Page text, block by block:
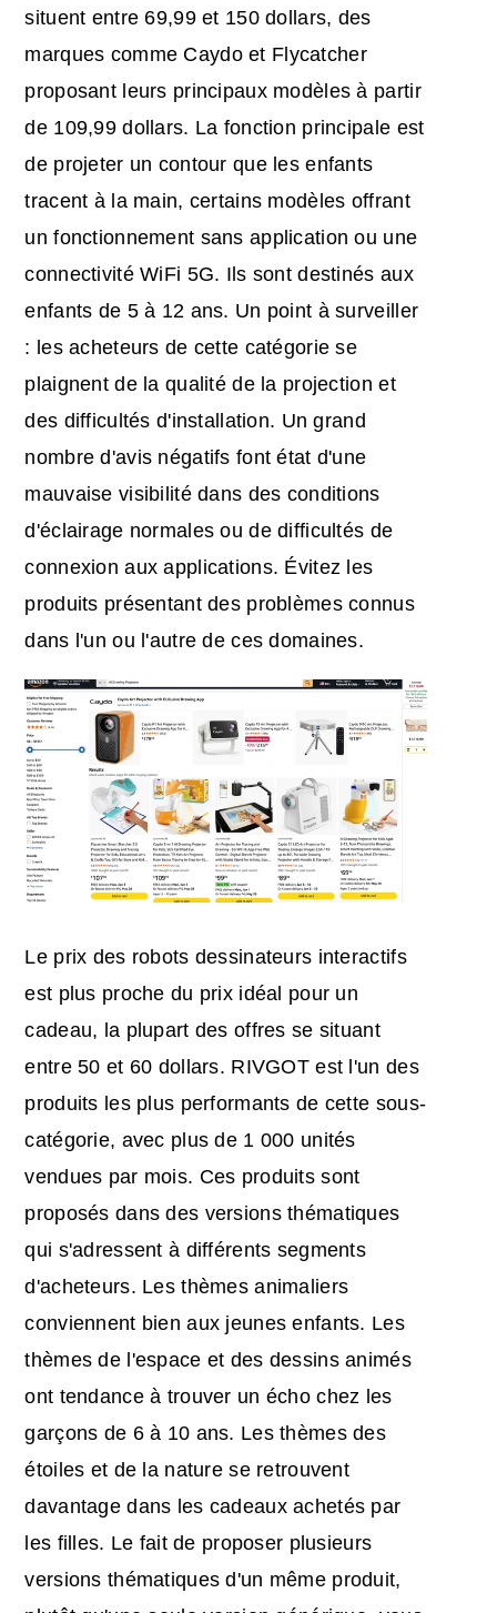
situent entre 69,99 et 150 dollars, des
marques comme Caydo et Flycatcher
proposant leurs principaux modèles à partir
de 109,99 dollars. La fonction principale est
de projeter un contour que les enfants
tracent à la main, certains modèles offrant
un fonctionnement sans application ou une
connectivité WiFi 5G. Ils sont destinés aux
enfants de 5 à 12 ans. Un point à surveiller
: les acheteurs de cette catégorie se
plaignent de la qualité de la projection et
des difficultés d'installation. Un grand
nombre d'avis négatifs font état d'une
mauvaise visibilité dans des conditions
d'éclairage normales ou de difficultés de
connexion aux applications. Évitez les
produits présentant des problèmes connus
dans l'un ou l'autre de ces domaines.
Le prix des robots dessinateurs interactifs
est plus proche du prix idéal pour un
cadeau, la plupart des offres se situant
entre 50 et 60 dollars. RIVGOT est l'un des
produits les plus performants de cette sous-
catégorie, avec plus de 1 000 unités
vendues par mois. Ces produits sont
proposés dans des versions thématiques
qui s'adressent à différents segments
d'acheteurs. Les thèmes animaliers
conviennent bien aux jeunes enfants. Les
thèmes de l'espace et des dessins animés
ont tendance à trouver un écho chez les
garçons de 6 à 10 ans. Les thèmes des
étoiles et de la nature se retrouvent
davantage dans les cadeaux achetés par
les filles. Le fait de proposer plusieurs
versions thématiques d'un même produit,